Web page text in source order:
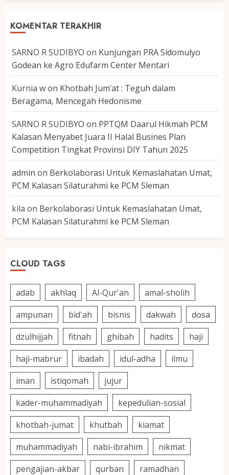
KOMENTAR TERAKHIR
SARNO R SUDIBYO on Kunjungan PRA Sidomulyo
Godean ke Agro Edufarm Center Mentari
Kurnia won Khotbah Jum’at : Teguh dalam
Beragama, Mencegah Hedonisme
SARNO R SUDIBYO on PPTQM Daarul Hikmah PCM
Kalasan Menyabet Juara II Halal Busines Plan
Competition Tingkat Provinsi DIY Tahun 2025
admin on Berkolaborasi Untuk Kemaslahatan Umat,
PCM Kalasan Silaturahmi ke PCM Sleman
kila on Berkolaborasi Untuk Kemaslahatan Umat,
PCM Kalasan Silaturahmi ke PCM Sleman
CLOUD TAGS
adab akhlaq Al-Qur'an
amal-sholih
ampunan
bid'ah bisnis dakwah
dosa
dzulhijjah
fitnah ghibah hadits
haji
haji-mabrur
ibadah idul-adha
ilmu
iman
istiqomah
jujur
kader-muhammadiyah
kepedulian-sosial
khotbah-jumat
khutbah
kiamat
muhammadiyah
nabi-ibrahim
nikmat
pengajian-akbar
qurban
ramadhan